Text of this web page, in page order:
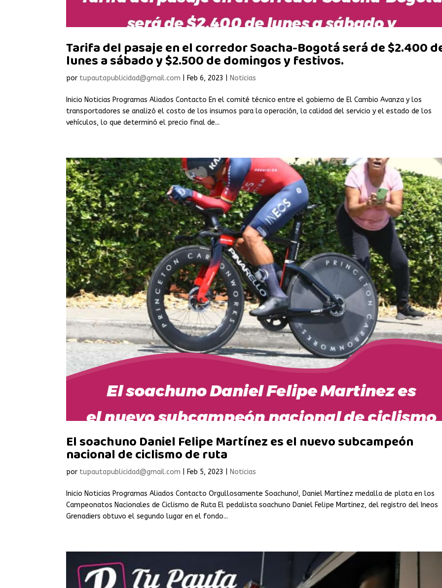
Tarifa del pasaje en el corredor Soacha-Bogotá será de $2.400
lunes a sábado y $2.500 de domingos y festivos.
por tupautapublicidad@gmail.com Feb 6, 2023 Noticias
Inicio Noticias Programas Aliados Contacto En el comité técnico entre el gobierno de El Cambio Avanza y los
transportadores se analizó el costo de los insumos para la operación, la calidad del servicio y el estado de los
vehículos, lo que determinó el precio final de...
El soachuno Daniel Felipe Martínez es el nuevo subcampeón
nacional de ciclismo de ruta
por tupautapublicidad@gmail.com Feb 5, 2023 Noticias
Inicio Noticias Programas Aliados Contacto Orgullosamente Soachuno!, Daniel Martínez medalla de plata en los
Campeonatos Nacionales de Ciclismo de Ruta El pedalista soachuno Daniel Felipe Martinez, del registro del Ineos
Grenadiers obtuvo el segundo lugar en el fondo...